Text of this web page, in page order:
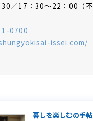
／17：30～22：00（不
0700
issei.com/
暮しを楽しむの手帖